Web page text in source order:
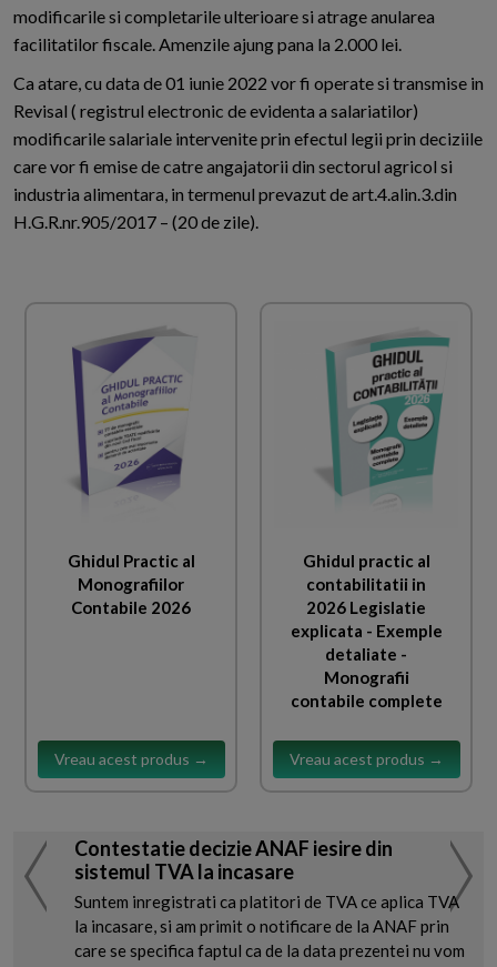
modificarile si completarile ulterioare si atrage anularea
facilitatilor fiscale. Amenzile ajung pana la 2.000 lei.
Ca atare, cu data de 01 iunie 2022 vor fi operate si transmise in
Revisal ( registrul electronic de evidenta a salariatilor)
modificarile salariale intervenite prin efectul legii prin deciziile
care vor fi emise de catre angajatorii din sectorul agricol si
industria alimentara, in termenul prevazut de art.4.alin.3.din
H.G.R.nr.905/2017 – (20 de zile).
Ghidul Practic al
Monografiilor
Contabile 2026
Vreau acest produs →
Ghidul practic al
contabilitatii in
2026 Legislatie
explicata - Exemple
detaliate -
Monografii
contabile complete
Vreau acest produs →
Contestatie decizie ANAF iesire din
sistemul TVA la incasare
Suntem inregistrati ca platitori de TVA ce aplica TVA
la incasare, si am primit o notificare de la ANAF prin
care se specifica faptul ca de la data prezentei nu vom